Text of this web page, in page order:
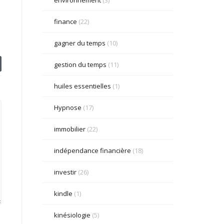
finance (22)
gagner du temps (10)
gestion du temps (11)
huiles essentielles (1)
Hypnose (17)
immobilier(22)
indépendance financière (18)
investir(26)
kindle (1)
kinésiologie (5)